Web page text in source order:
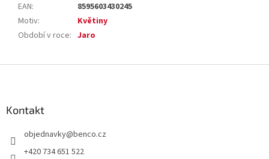
EAN:
8595603430245
Motiv:
Květiny
Období v roce: Jaro
Kontakt
objednavky@benco.cz
+420 734 651 522